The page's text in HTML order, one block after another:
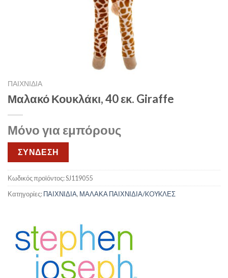
ΠΑΙΧΝΙΔΙΑ
Μαλακό Κουκλάκι, 40 εκ. Giraffe
Μόνο για εμπόρους
ΣΥΝΔΕΣΗ
Κωδικός προϊόντος:SJ119055
Κατηγορίες:ΠΑΙΧΝΙΔΙΑ, ΜΑΛΑΚΑ ΠΑΙΧΝΙΔΙΑ/KOYKΛΕΣ